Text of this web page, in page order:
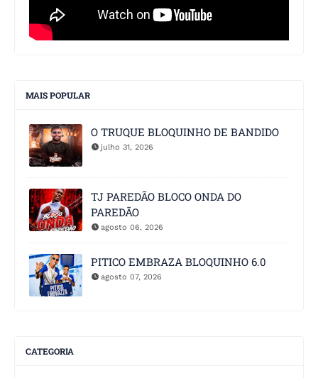
MAIS POPULAR
O TRUQUE BLOQUINHO DE BANDIDO
julho 31, 2026
TJ PAREDÃO BLOCO ONDA DO
PAREDÃO
agosto 06, 2026
PITICO EMBRAZA BLOQUINHO 6.0
agosto 07, 2026
CATEGORIA